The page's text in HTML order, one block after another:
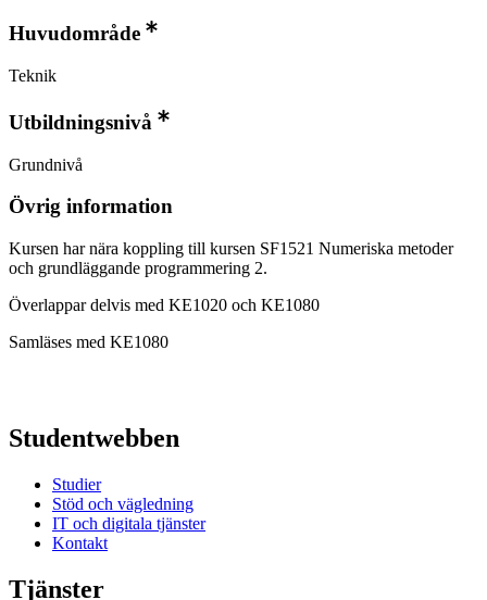
Huvudområde
Teknik
Utbildningsnivå
Grundnivå
Övrig information
Kursen har nära koppling till kursen SF1521 Numeriska metoder
och grundläggande programmering 2.
Överlappar delvis med KE1020 och KE1080
Samläses med KE1080
Studentwebben
Studier
Stöd och vägledning
IT och digitala tjänster
Kontakt
Tjänster